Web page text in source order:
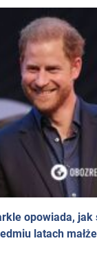
opowiada, jak
latach